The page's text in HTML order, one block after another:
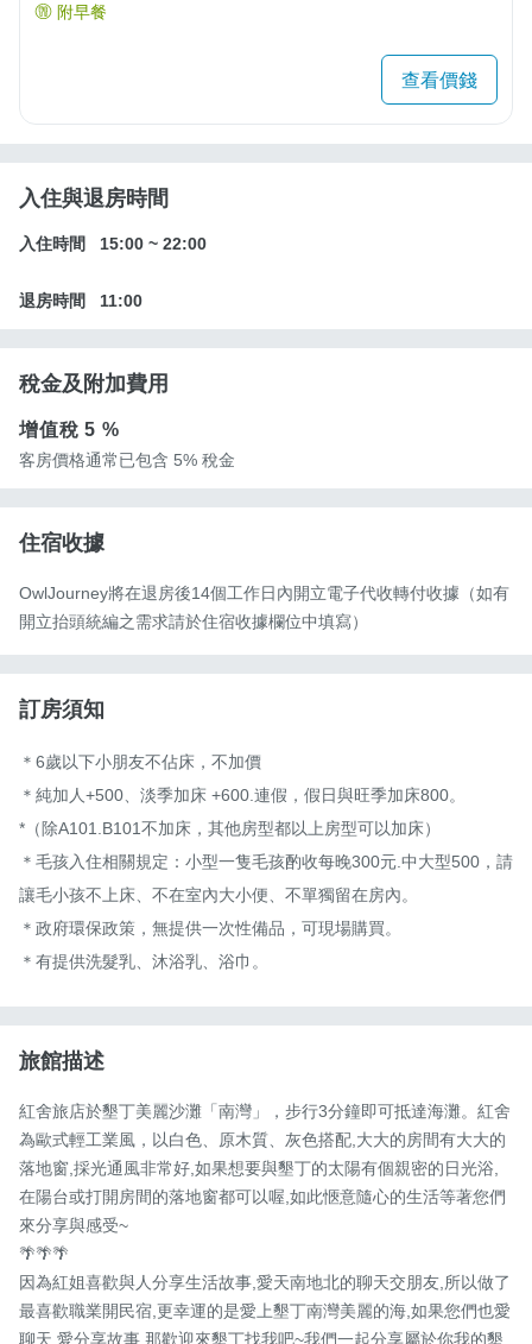
附早餐
查看價錢
入住與退房時間
入住時間 15:00 ~ 22:00
退房時間 11:00
稅金及附加費用
增值稅5 %
客房價格通常已包含 5% 稅金
住宿收據
OwlJourney將在退房後14個工作日內開立電子代收轉付收據（如有
開立抬頭統編之需求請於住宿收據欄位中填寫）
訂房須知
＊6歲以下小朋友不佔床，不加價
＊純加人+500、淡季加床 +600.連假，假日與旺季加床800。
*（除A101.B101不加床，其他房型都以上房型可以加床）
＊毛孩入住相關規定：小型一隻毛孩酌收每晚300元.中大型500，請
讓毛小孩不上床、不在室內大小便、不單獨留在房內。
＊政府環保政策，無提供一次性備品，可現場購買。
＊有提供洗髮乳、沐浴乳、浴巾。
旅館描述
紅舍旅店於墾丁美麗沙灘「南灣」，步行3分鐘即可抵達海灘。紅舍
為歐式輕工業風，以白色、原木質、灰色搭配,大大的房間有大大的
落地窗,採光通風非常好,如果想要與墾丁的太陽有個親密的日光浴,
在陽台或打開房間的落地窗都可以喔,如此愜意隨心的生活等著您們
來分享與感受~
🌴🌴🌴
因為紅姐喜歡與人分享生活故事,愛天南地北的聊天交朋友,所以做了
最喜歡職業開民宿,更幸運的是愛上墾丁南灣美麗的海,如果您們也愛
聊天,愛分享故事,那歡迎來墾丁找我吧~我們一起分享屬於你我的墾